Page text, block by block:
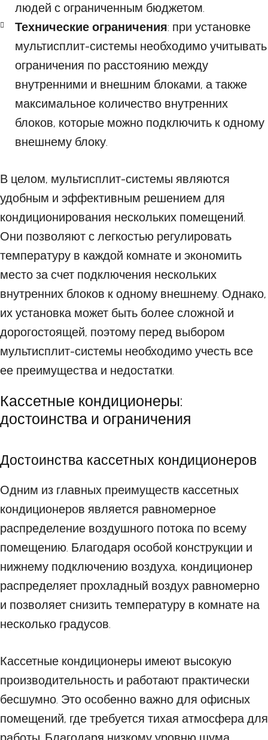
людей с ограниченным бюджетом.
Технические ограничения: при установке
мультисплит-системы необходимо учитывать
ограничения по расстоянию между
внутренними и внешним блоками, а также
максимальное количество внутренних
блоков, которые можно подключить к одному
внешнему блоку.
В целом, мультисплит-системы являются
удобным и эффективным решением для
кондиционирования нескольких помещений.
Они позволяют с легкостью регулировать
температуру в каждой комнате и экономить
место за счет подключения нескольких
внутренних блоков к одному внешнему. Однако,
их установка может быть более сложной и
дорогостоящей, поэтому перед выбором
мультисплит-системы необходимо учесть все
ее преимущества и недостатки.
Кассетные кондиционеры:
достоинства и ограничения
Достоинства кассетных кондиционеров
Одним из главных преимуществ кассетных
кондиционеров является равномерное
распределение воздушного потока по всему
помещению. Благодаря особой конструкции и
нижнему подключению воздуха, кондиционер
распределяет прохладный воздух равномерно
и позволяет снизить температуру в комнате на
несколько градусов.
Кассетные кондиционеры имеют высокую
производительность и работают практически
бесшумно. Это особенно важно для офисных
помещений, где требуется тихая атмосфера для